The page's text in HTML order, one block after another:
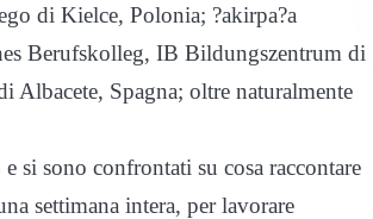
di Kielce, Polonia; ?akirpa?a
Berufskolleg, IB Bildungszentrum di
Albacete, Spagna; oltre naturalmente
si sono confrontati su cosa raccontare
settimana intera, per lavorare